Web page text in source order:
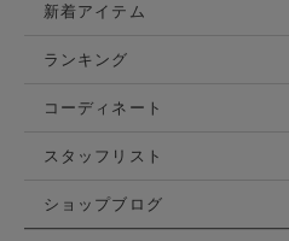
新着アイテム
ランキング
コーディネート
スタッフリスト
ショップブログ